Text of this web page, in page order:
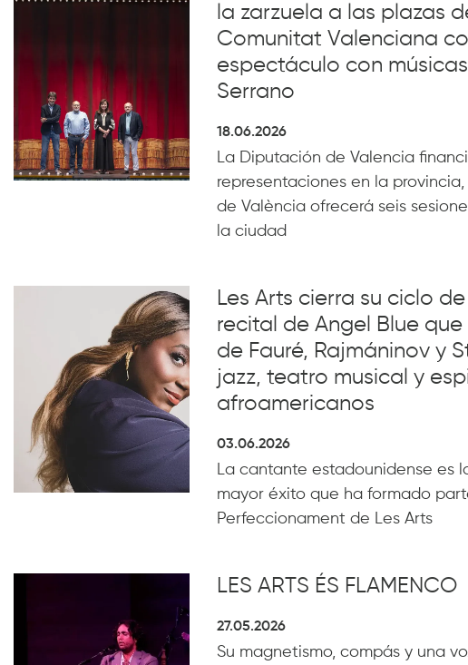
la zarzuela a las plazas
Comunitat Valenciana
espectáculo con
Serrano
18.06.2026
La Diputación de Valencia
representaciones en la
de València ofrecerá seis
la ciudad
Les Arts cierra su ciclo
recital de Angel Blue
de Fauré, Rajmáninov y
jazz, teatro musical y
afroamericanos
03.06.2026
La cantante estadounidense es
mayor éxito que ha formado
Perfeccionament de Les Arts
LES ARTS ÉS FLAMENCO
27.05.2026
Su magnetismo, compás y una